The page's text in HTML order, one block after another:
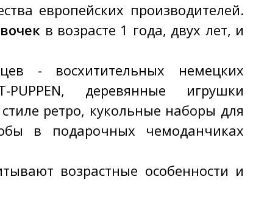
европейских производителей.
в возрасте 1 года, двух лет, и
- восхитительных немецких
деревянные игрушки
ретро, кукольные наборы для
в подарочных чемоданчиках
возрастные особенности и